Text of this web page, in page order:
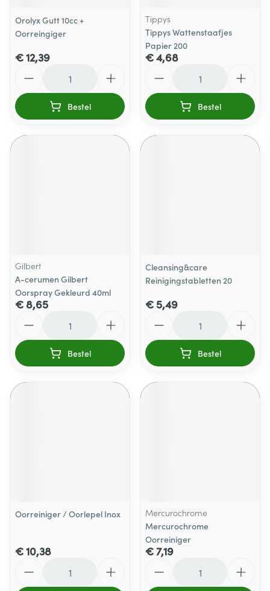
Orolyx Gutt 10cc +
Oorreingiger
€ 12,39
Bestel
Tippys
Tippys Wattenstaafjes
Papier 200
€ 4,68
Bestel
Gilbert
A-cerumen Gilbert
Oorspray Gekleurd 40ml
€ 8,65
Bestel
Cleansing&care
Reinigingstabletten 20
€ 5,49
Bestel
Oorreiniger / Oorlepel Inox
€ 10,38
Mercurochrome
Mercurochrome
Oorreiniger
€ 7,19